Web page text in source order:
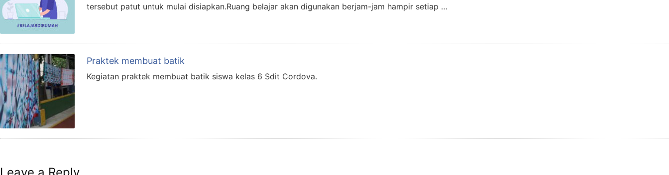
tersebut patut untuk mulai disiapkan.Ruang belajar akan digunakan berjam-jam hampir setiap …
Praktek membuat batik
Kegiatan praktek membuat batik siswa kelas 6 Sdit Cordova.